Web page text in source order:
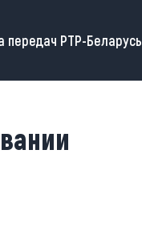
передач РТР-Беларусь